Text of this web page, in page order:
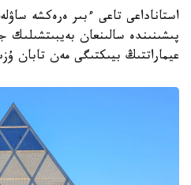
استاناداعى تاعى ءبىر ەرەكشە
پىشىنىندە سالىنعان بەيبىتشىلىك
عيماراتتىڭ بيىكتىگى مەن تابان